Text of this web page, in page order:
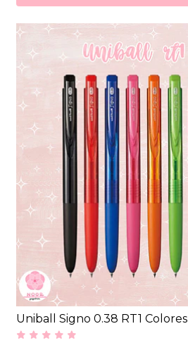
Uniball Signo 0.38 RT1 Colores